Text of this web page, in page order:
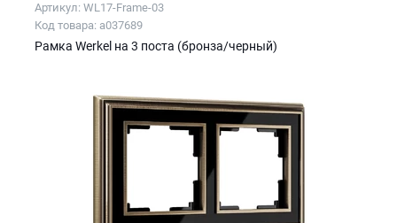
Артикул: WL17-Frame-03
Код товара: a037689
Рамка Werkel на 3 поста (бронза/черный)